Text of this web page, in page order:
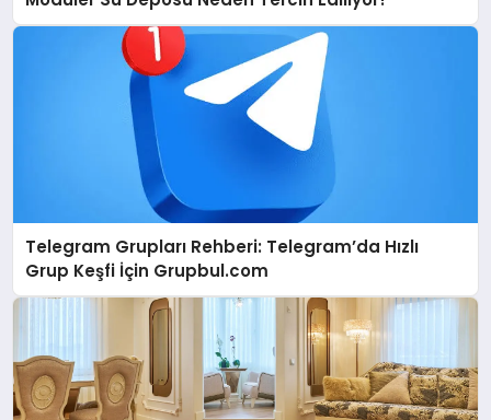
Telegram Grupları Rehberi: Telegram’da Hızlı
Grup Keşfi İçin Grupbul.com